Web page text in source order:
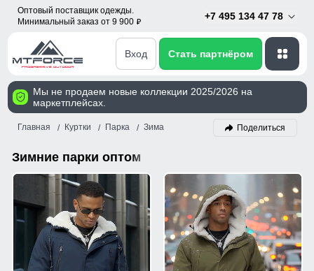
Оптовый поставщик одежды.
Минимальный заказ от 9 900 p
+7 495 134 47 78
Вход Стать партнёром
Мы не продаем новые коллекции 2025/2026 на
маркетплейсах.
Главная Куртки Парка Зима Поделиться
Зимние парки оптом